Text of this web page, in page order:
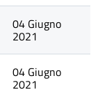
04 Giugno
2021
04 Giugno
2021